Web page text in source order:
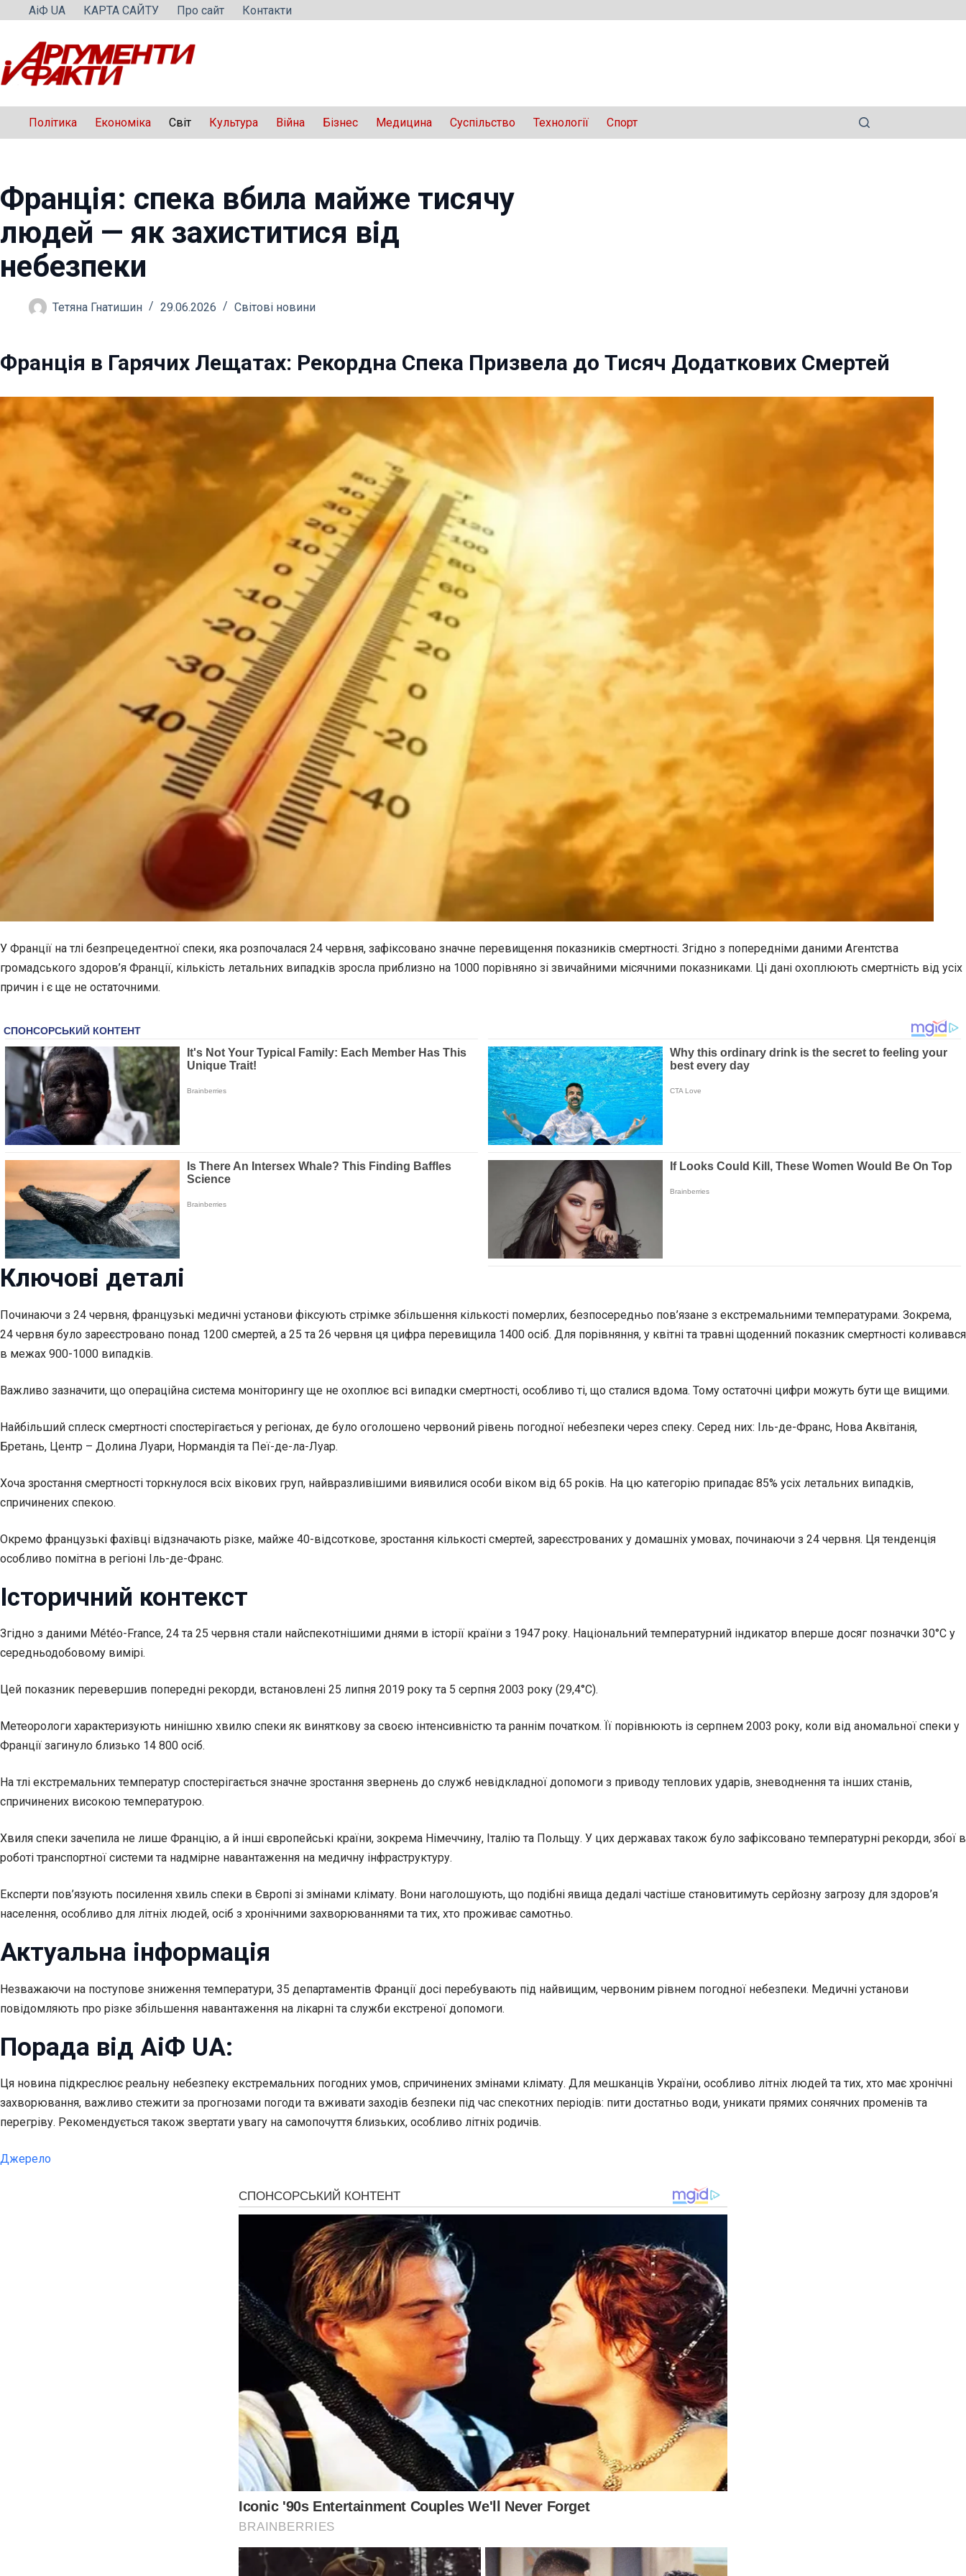
Перейти
вмісту
АіФ UA КАРТА САЙТУ Про сайт Контакти
Політика Економіка Світ Культура Війна Бізнес Медицина Суспільство Технології Спорт
Франція: спека вбила майже тисячу
людей — як захиститися від
небезпеки
Тетяна Гнатишин 29.06.2026 Світові новини
Франція в Гарячих Лещатах: Рекордна Спека Призвела до Тисяч Додаткових Смертей
У Франції на тлі безпрецедентної спеки, яка розпочалася 24 червня, зафіксовано значне перевищення показників смертності. Згідно з попередніми даними Агентства
громадського здоров’я Франції, кількість летальних випадків зросла приблизно на 1000 порівняно зі звичайними місячними показниками. Ці дані охоплюють смертність від усіх
причин і є ще не остаточними.
Ключові деталі
Починаючи з 24 червня, французькі медичні установи фіксують стрімке збільшення кількості померлих, безпосередньо пов’язане з екстремальними температурами. Зокрема,
24 червня було зареєстровано понад 1200 смертей, а 25 та 26 червня ця цифра перевищила 1400 осіб. Для порівняння, у квітні та травні щоденний показник смертності коливався
в межах 900-1000 випадків.
Важливо зазначити, що операційна система моніторингу ще не охоплює всі випадки смертності, особливо ті, що сталися вдома. Тому остаточні цифри можуть бути ще вищими.
Найбільший сплеск смертності спостерігається у регіонах, де було оголошено червоний рівень погодної небезпеки через спеку. Серед них: Іль-де-Франс, Нова Аквітанія,
Бретань, Центр – Долина Луари, Нормандія та Пеї-де-ла-Луар.
Хоча зростання смертності торкнулося всіх вікових груп, найвразливішими виявилися особи віком від 65 років. На цю категорію припадає 85% усіх летальних випадків,
спричинених спекою.
Окремо французькі фахівці відзначають різке, майже 40-відсоткове, зростання кількості смертей, зареєстрованих у домашніх умовах, починаючи з 24 червня. Ця тенденція
особливо помітна в регіоні Іль-де-Франс.
Історичний контекст
Згідно з даними Météo-France, 24 та 25 червня стали найспекотнішими днями в історії країни з 1947 року. Національний температурний індикатор вперше досяг позначки 30°C у
середньодобовому вимірі.
Цей показник перевершив попередні рекорди, встановлені 25 липня 2019 року та 5 серпня 2003 року (29,4°C).
Метеорологи характеризують нинішню хвилю спеки як виняткову за своєю інтенсивністю та раннім початком. Її порівнюють із серпнем 2003 року, коли від аномальної спеки у
Франції загинуло близько 14 800 осіб.
На тлі екстремальних температур спостерігається значне зростання звернень до служб невідкладної допомоги з приводу теплових ударів, зневоднення та інших станів,
спричинених високою температурою.
Хвиля спеки зачепила не лише Францію, а й інші європейські країни, зокрема Німеччину, Італію та Польщу. У цих державах також було зафіксовано температурні рекорди, збої в
роботі транспортної системи та надмірне навантаження на медичну інфраструктуру.
Експерти пов’язують посилення хвиль спеки в Європі зі змінами клімату. Вони наголошують, що подібні явища дедалі частіше становитимуть серйозну загрозу для здоров’я
населення, особливо для літніх людей, осіб з хронічними захворюваннями та тих, хто проживає самотньо.
Актуальна інформація
Незважаючи на поступове зниження температури, 35 департаментів Франції досі перебувають під найвищим, червоним рівнем погодної небезпеки. Медичні установи
повідомляють про різке збільшення навантаження на лікарні та служби екстреної допомоги.
Порада від АіФ UA:
Ця новина підкреслює реальну небезпеку екстремальних погодних умов, спричинених змінами клімату. Для мешканців України, особливо літніх людей та тих, хто має хронічні
захворювання, важливо стежити за прогнозами погоди та вживати заходів безпеки під час спекотних періодів: пити достатньо води, уникати прямих сонячних променів та
перегріву. Рекомендується також звертати увагу на самопочуття близьких, особливо літніх родичів.
Джерело